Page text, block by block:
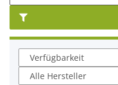
Verfügbarkeit
Alle Hersteller